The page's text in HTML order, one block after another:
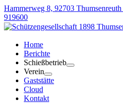
Hammerweg 8, 92703 Thumsenreuth
919600
Home
Berichte
Schießbetrieb
Verein
Gaststätte
Cloud
Kontakt